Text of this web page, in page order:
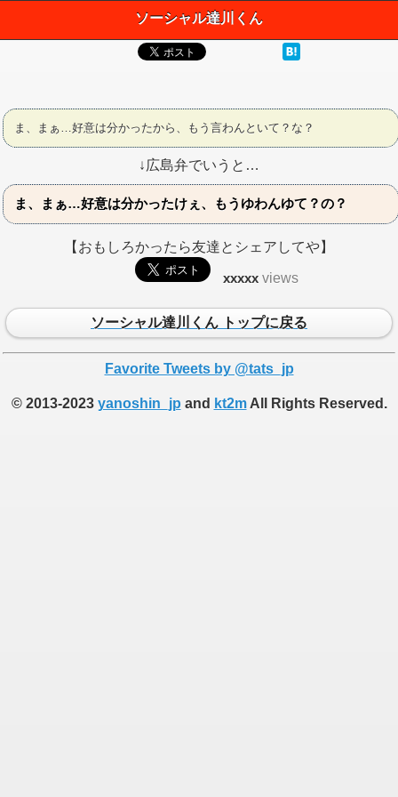
ソーシャル達川くん
ま、まぁ…好意は分かったから、もう言わんといて？な？
↓広島弁でいうと…
ま、まぁ…好意は分かったけぇ、もうゆわんゆて？の？
【おもしろかったら友達とシェアしてや】
xxxxx views
ソーシャル達川くん トップに戻る
Favorite Tweets by @tats_jp
© 2013-2023 yanoshin_jp and kt2mAll Rights Reserved.